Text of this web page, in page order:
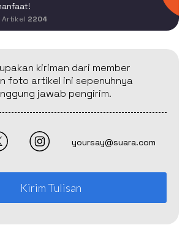
Artikel 2204
kiriman dari member
foto artikel ini sepenuhnya
jawab pengirim.
yoursay@suara.com
Kirim Tulisan